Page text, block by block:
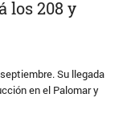
los 208 y
Su llegada
en el Palomar y